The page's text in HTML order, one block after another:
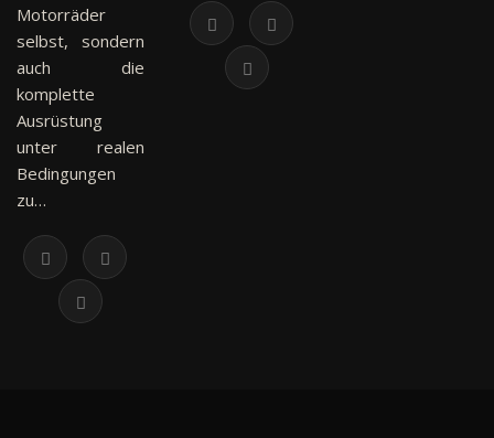
Motorräder
selbst, sondern
auch die
komplette
Ausrüstung
unter realen
Bedingungen
zu…